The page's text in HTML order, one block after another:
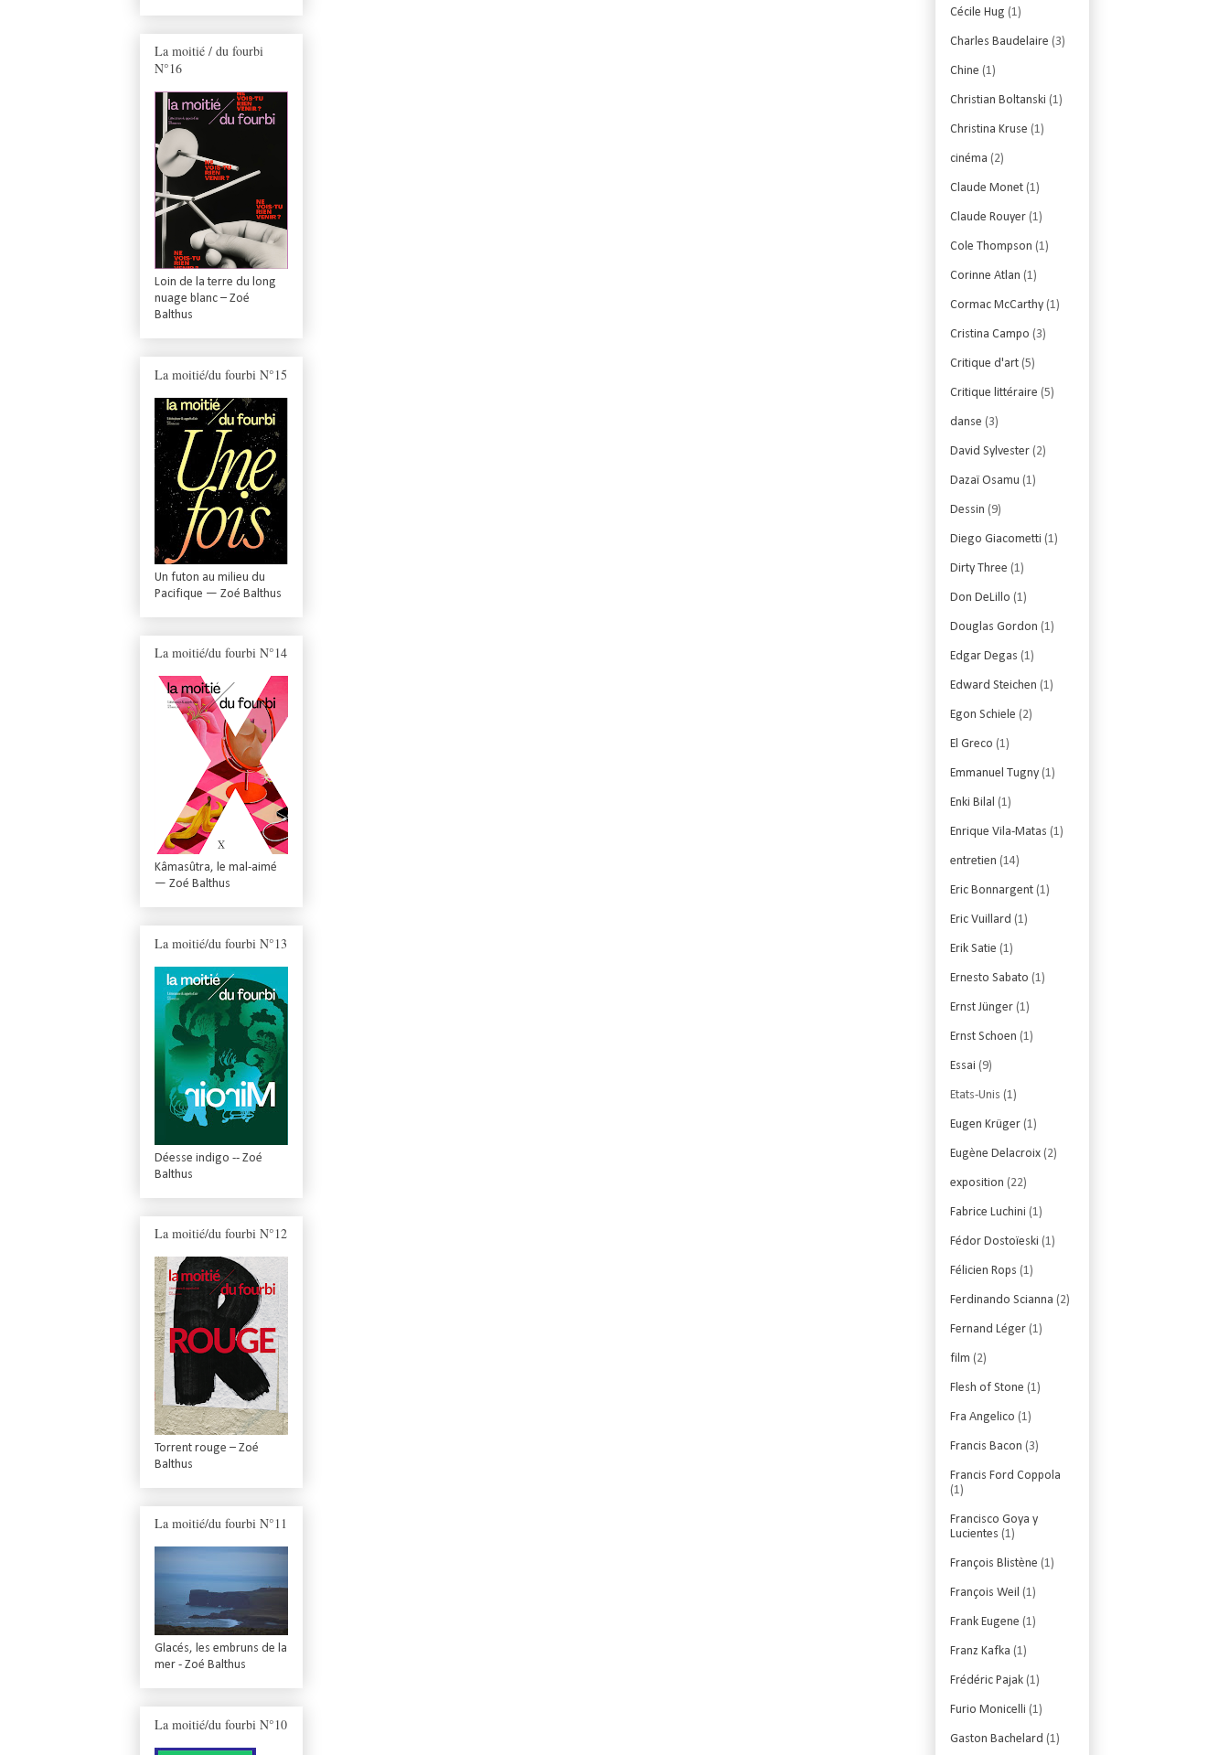
La moitié / du fourbi
N°16
Loin de la terre du long
nuage blanc – Zoé
Balthus
La moitié/du fourbi N°15
Un futon au milieu du
Pacifique — Zoé Balthus
La moitié/du fourbi N°14
Kâmasûtra, le mal-aimé
— Zoé Balthus
La moitié/du fourbi N°13
Déesse indigo -- Zoé
Balthus
La moitié/du fourbi N°12
Torrent rouge – Zoé
Balthus
La moitié/du fourbi N°11
Glacés, les embruns de la
mer - Zoé Balthus
La moitié/du fourbi N°10
Cécile Hug (1)
Charles Baudelaire (3)
Chine (1)
Christian Boltanski (1)
Christina Kruse (1)
cinéma (2)
Claude Monet (1)
Claude Rouyer (1)
Cole Thompson (1)
Corinne Atlan (1)
Cormac McCarthy (1)
Cristina Campo (3)
Critique d'art (5)
Critique littéraire (5)
danse (3)
David Sylvester (2)
Dazaï Osamu (1)
Dessin (9)
Diego Giacometti (1)
Dirty Three (1)
Don DeLillo (1)
Douglas Gordon (1)
Edgar Degas (1)
Edward Steichen (1)
Egon Schiele (2)
El Greco (1)
Emmanuel Tugny (1)
Enki Bilal (1)
Enrique Vila-Matas (1)
entretien (14)
Eric Bonnargent (1)
Eric Vuillard (1)
Erik Satie (1)
Ernesto Sabato (1)
Ernst Jünger (1)
Ernst Schoen (1)
Essai (9)
Etats-Unis (1)
Eugen Krüger (1)
Eugène Delacroix (2)
exposition (22)
Fabrice Luchini (1)
Fédor Dostoïeski (1)
Félicien Rops (1)
Ferdinando Scianna (2)
Fernand Léger (1)
film (2)
Flesh of Stone (1)
Fra Angelico (1)
Francis Bacon (3)
Francis Ford Coppola
(1)
Francisco Goya y
Lucientes (1)
François Blistène (1)
François Weil (1)
Frank Eugene (1)
Franz Kafka (1)
Frédéric Pajak (1)
Furio Monicelli (1)
Gaston Bachelard (1)